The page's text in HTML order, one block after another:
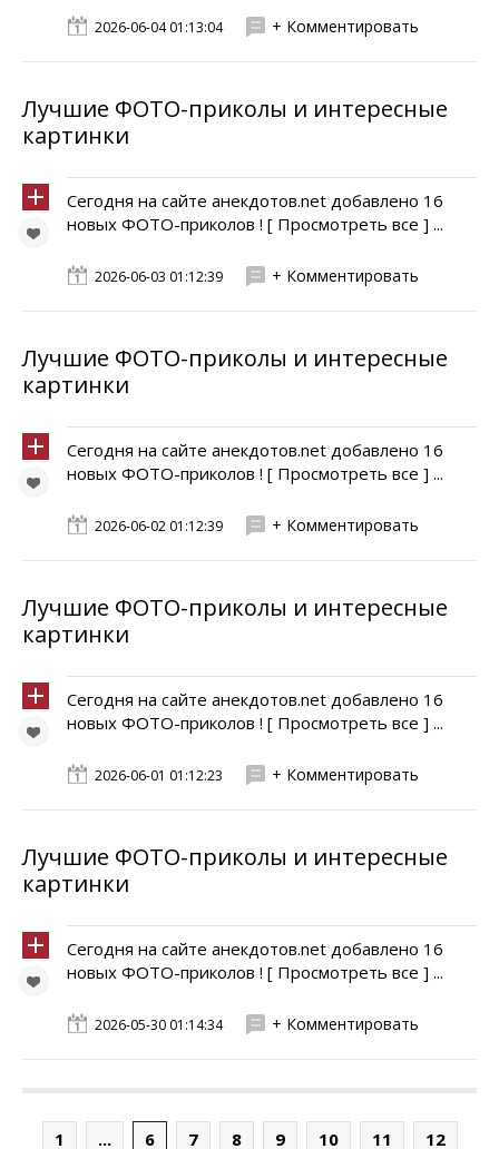
2026-06-04 01:13:04 + Комментировать
Лучшие ФОТО-приколы и интересные
картинки
Сегодня на сайте анекдотов.net добавлено 16
новых ФОТО-приколов ! [ Просмотреть все ] ...
2026-06-03 01:12:39 + Комментировать
Лучшие ФОТО-приколы и интересные
картинки
Сегодня на сайте анекдотов.net добавлено 16
новых ФОТО-приколов ! [ Просмотреть все ] ...
2026-06-02 01:12:39 + Комментировать
Лучшие ФОТО-приколы и интересные
картинки
Сегодня на сайте анекдотов.net добавлено 16
новых ФОТО-приколов ! [ Просмотреть все ] ...
2026-06-01 01:12:23 + Комментировать
Лучшие ФОТО-приколы и интересные
картинки
Сегодня на сайте анекдотов.net добавлено 16
новых ФОТО-приколов ! [ Просмотреть все ] ...
2026-05-30 01:14:34 + Комментировать
1 ... 6 7 8 9 10 11 12